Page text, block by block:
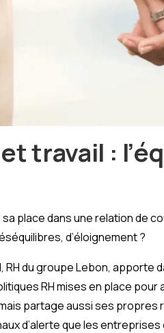
travail :
place dans une relation de
d’éloignement ?
RH du groupe Lebon,
RH mises en place
partage aussi ses propres
d’alerte que les